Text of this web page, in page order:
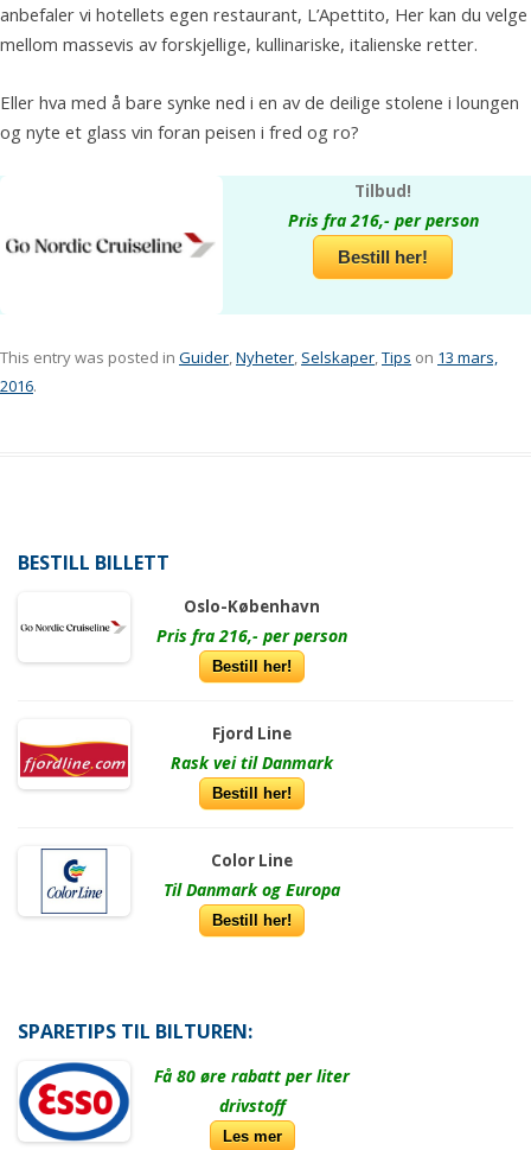
anbefaler vi hotellets egen restaurant, L’Apettito, Her kan du velge
mellom massevis av forskjellige, kullinariske, italienske retter.
Eller hva med å bare synke ned i en av de deilige stolene i loungen
og nyte et glass vin foran peisen i fred og ro?
Tilbud!
Pris fra 216,- per person
Bestill her!
This entry was posted in Guider,Nyheter, Selskaper,Tips on 13 mars,
2016.
BESTILL BILLETT
Oslo-København
Pris fra 216,- per person
Bestill her!
Fjord Line
Rask vei til Danmark
Bestill her!
Color Line
Til Danmark og Europa
Bestill her!
SPARETIPS TIL BILTUREN:
Få 80 øre rabatt per liter
drivstoff
Les mer